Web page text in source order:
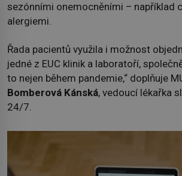
sezónními onemocněními – například
alergiemi.
Řada pacientů využila i možnost
jedné z EUC klinik a laboratoří,
to nejen během pandemie,“ doplňuje
Bomberová Kánská, vedoucí lékařka
24/7.